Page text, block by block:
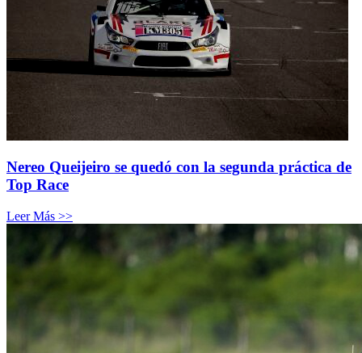
Nereo Queijeiro se quedó con la segunda práctica de
Top Race
Leer Más >>